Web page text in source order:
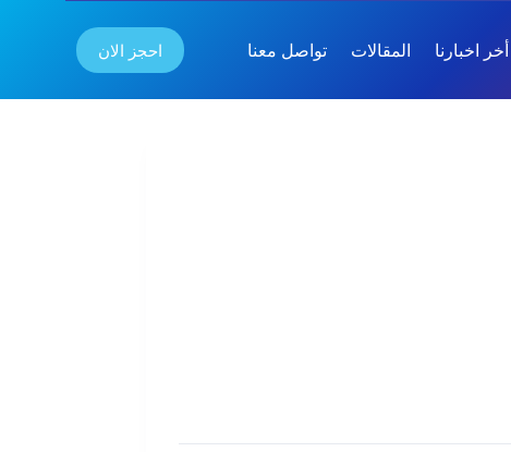
أخر اخبارنا المقالات تواصل معنا احجز الان